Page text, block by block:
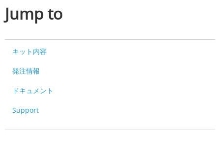
Jump to
キット内容
発注情報
ドキュメント
Support